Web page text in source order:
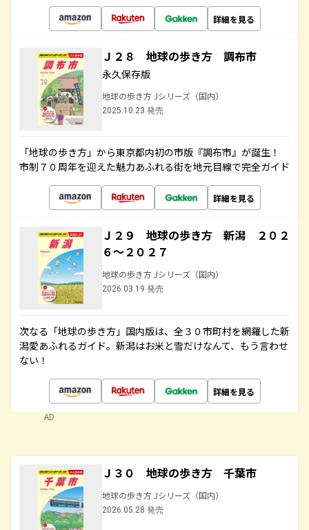
詳細を見る
Ｊ２８ 地球の歩き方 調布市
永久保存版
地球の歩き方 Jシリーズ（国内）
2025.10.23 発売
「地球の歩き方」から東京都内初の市版『調布市』が誕生！
市制７０周年を迎えた魅力あふれる街を地元目線で完全ガイド
詳細を見る
Ｊ２９ 地球の歩き方 新潟 ２０２
６～２０２７
地球の歩き方 Jシリーズ（国内）
2026.03.19 発売
次なる「地球の歩き方」国内版は、全３０市町村を網羅した新
潟愛あふれるガイド。新潟はお米と雪だけなんて、もう言わせ
ない！
詳細を見る
AD
Ｊ３０ 地球の歩き方 千葉市
地球の歩き方 Jシリーズ（国内）
2026.05.28 発売